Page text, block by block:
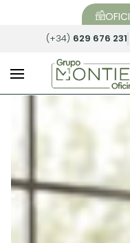
(+34) 629 676 231